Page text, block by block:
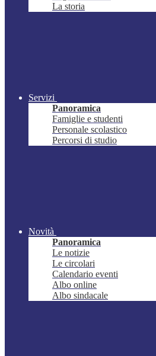
La storia
Servizi
Panoramica
Famiglie e studenti
Personale scolastico
Percorsi di studio
Novità
Panoramica
Le notizie
Le circolari
Calendario eventi
Albo online
Albo sindacale